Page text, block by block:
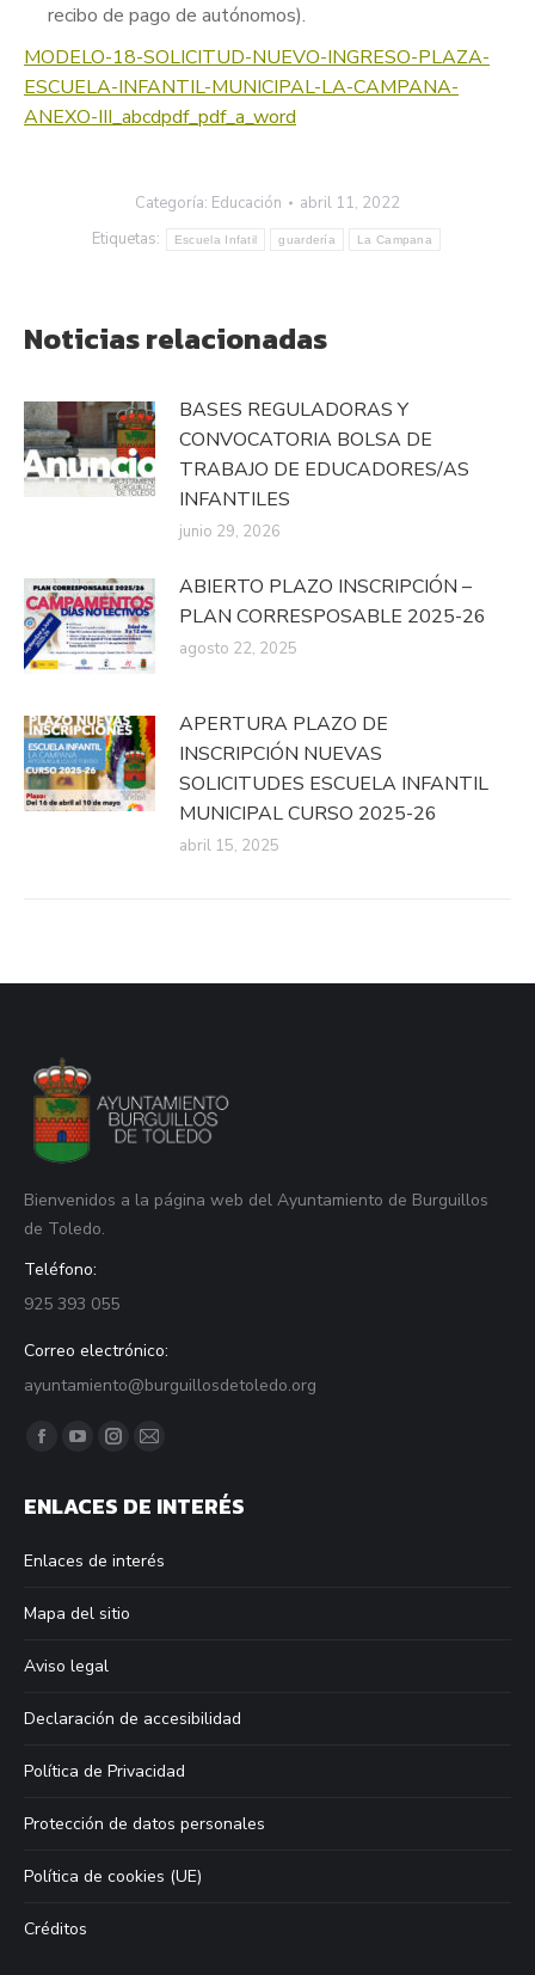
recibo de pago de autónomos).
MODELO-18-SOLICITUD-NUEVO-INGRESO-PLAZA-
ESCUELA-INFANTIL-MUNICIPAL-LA-CAMPANA-
ANEXO-III_abcdpdf_pdf_a_word
Categoría: Educación
abril 11, 2022
Etiquetas:
Escuela Infatil guardería La Campana
Noticias relacionadas
BASES REGULADORAS Y
CONVOCATORIA BOLSA DE
TRABAJO DE EDUCADORES/AS
INFANTILES
junio 29, 2026
ABIERTO PLAZO INSCRIPCIÓN –
PLAN CORRESPOSABLE 2025-26
agosto 22, 2025
APERTURA PLAZO DE
INSCRIPCIÓN NUEVAS
SOLICITUDES ESCUELA INFANTIL
MUNICIPAL CURSO 2025-26
abril 15, 2025
Bienvenidos a la página web del Ayuntamiento de Burguillos
de Toledo.
Teléfono:
925 393 055
Correo electrónico:
ayuntamiento@burguillosdetoledo.org
Find us on:
Facebook
opens
new
window
YouTube
opens
new
window
Instagram
opens
new
window
Mail
opens
new
ENLACES DE INTERÉS
Enlaces de interés
Mapa del sitio
Aviso legal
Declaración de accesibilidad
Política de Privacidad
Protección de datos personales
Política de cookies (UE)
Créditos